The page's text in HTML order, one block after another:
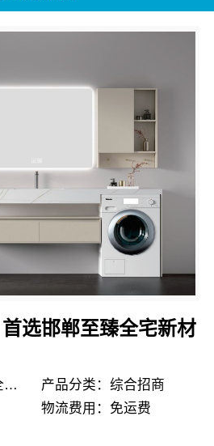
选邯郸至臻全宅新材
产品品牌：邯郸至臻全宅新材料有限公司
产品分类：综合招商
物流费用：免运费